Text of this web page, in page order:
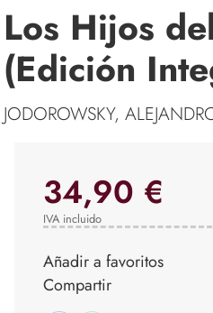
Los Hijos
(Edición
JODOROWSKY,
34,90 €
IVA incluido
Añadir a favoritos
Compartir